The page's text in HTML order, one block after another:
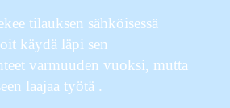
tilauksen sähköisessä
käydä läpi sen
varmuuden vuoksi, mutta
laajaa työtä .